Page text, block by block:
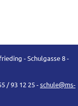
- Schulgasse 8 -
/ 93 12 25 -schule@ms-